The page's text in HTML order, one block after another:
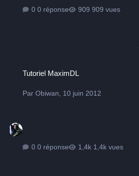
0 réponse 909 vues
Tutoriel MaximDL
ParObiwan, 10 juin 2012
0 réponse 1,4k vues